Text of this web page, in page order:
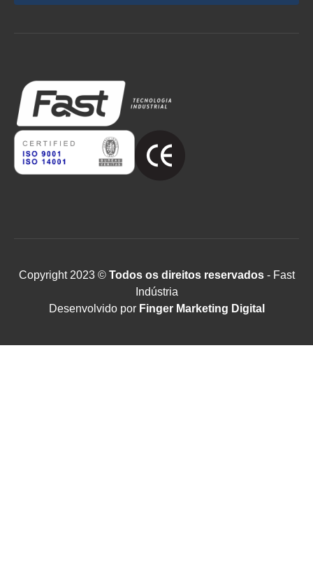
Copyright 2023 ©Todos os direitos reservados- Fast
Indústria
Desenvolvido por Finger Marketing Digital